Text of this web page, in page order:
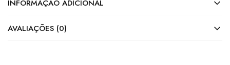
INFORMAÇÃO ADICIONAL
AVALIAÇÕES (0)